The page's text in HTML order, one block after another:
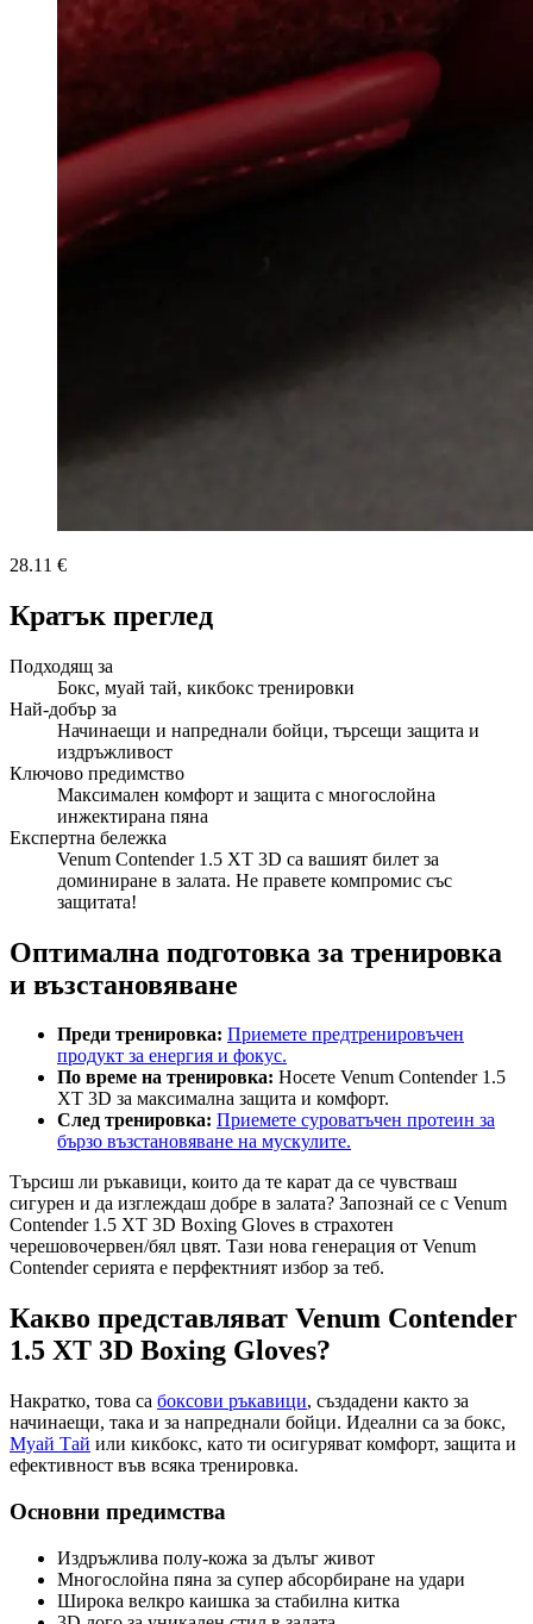
28.11 €
Кратък преглед
Подходящ за
Бокс, муай тай, кикбокс тренировки
Най-добър за
Начинаещи и напреднали бойци, търсещи защита и
издръжливост
Ключово предимство
Максимален комфорт и защита с многослойна
инжектирана пяна
Експертна бележка
Venum Contender 1.5 XT 3D са вашият билет за
доминиране в залата. Не правете компромис със
защитата!
Оптимална подготовка за тренировка
и възстановяване
Преди тренировка: Приемете предтренировъчен
продукт за енергия и фокус.
По време на тренировка: Носете Venum Contender 1.5
XT 3D за максимална защита и комфорт.
След тренировка: Приемете суроватъчен протеин за
бързо възстановяване на мускулите.
Търсиш ли ръкавици, които да те карат да се чувстваш
сигурен и да изглеждаш добре в залата? Запознай се с Venum
Contender 1.5 XT 3D Boxing Gloves в страхотен
черешовочервен/бял цвят. Тази нова генерация от Venum
Contender серията е перфектният избор за теб.
Какво представляват Venum Contender
1.5 XT 3D Boxing Gloves?
Накратко, това са боксови ръкавици, създадени както за
начинаещи, така и за напреднали бойци. Идеални са за бокс,
Муай Тай или кикбокс, като ти осигуряват комфорт, защита и
ефективност във всяка тренировка.
Основни предимства
Издръжлива полу-кожа за дълъг живот
Многослойна пяна за супер абсорбиране на удари
Широка велкро каишка за стабилна китка